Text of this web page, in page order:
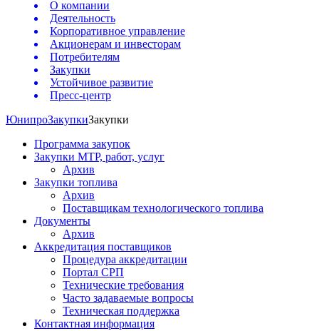
О компании
Деятельность
Корпоративное управление
Акционерам и инвесторам
Потребителям
Закупки
Устойчивое развитие
Пресс-центр
ЮнипроЗакупкиЗакупки
Программа закупок
Закупки МТР, работ, услуг
Архив
Закупки топлива
Архив
Поставщикам технологического топлива
Документы
Архив
Аккредитация поставщиков
Процедура аккредитации
Портал СРП
Технические требования
Часто задаваемые вопросы
Техническая поддержка
Контактная информация